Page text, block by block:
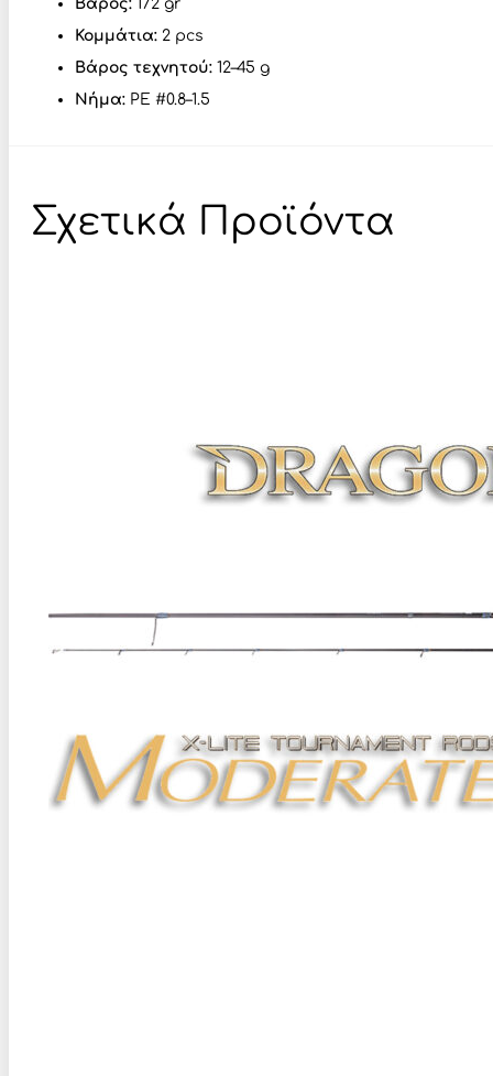
Βάρος: 172 gr
Κομμάτια: 2 pcs
Βάρος τεχνητού: 12–45 g
Νήμα: PE #0.8–1.5
Σχετικά Προϊόντα